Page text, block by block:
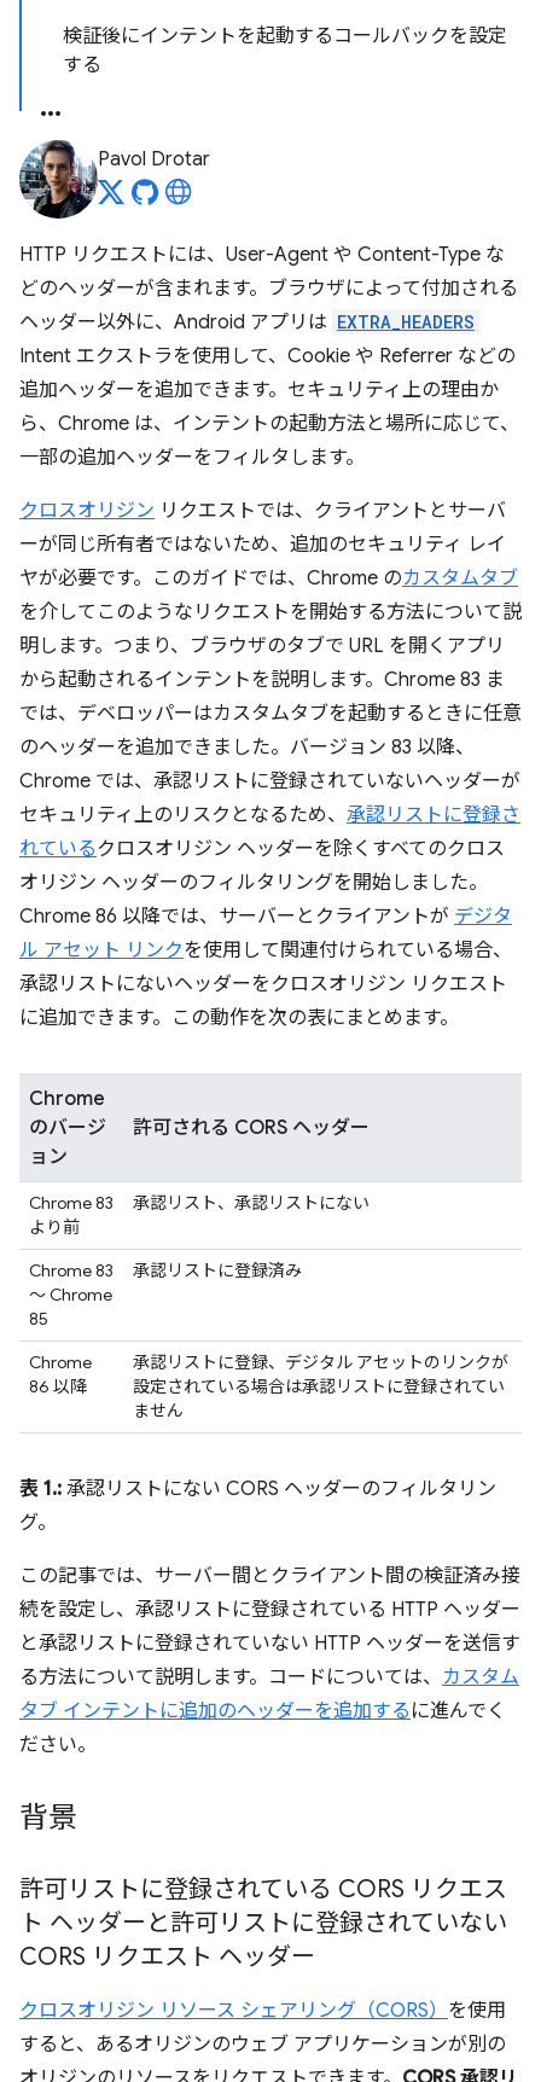
検証後にインテントを起動するコールバックを設定
する
Pavol Drotar
HTTP リクエストには、User-Agent や Content-Type な
どのヘッダーが含まれます。ブラウザによって付加される
ヘッダー以外に、Android アプリは EXTRA_HEADERS
Intent エクストラを使用して、Cookie や Referrer などの
追加ヘッダーを追加できます。セキュリティ上の理由か
ら、Chrome は、インテントの起動方法と場所に応じて、
一部の追加ヘッダーをフィルタします。
クロスオリジン リクエストでは、クライアントとサーバ
ーが同じ所有者ではないため、追加のセキュリティ レイ
ヤが必要です。このガイドでは、Chrome のカスタムタブ
を介してこのようなリクエストを開始する方法について説
明します。つまり、ブラウザのタブで URL を開くアプリ
から起動されるインテントを説明します。Chrome 83 ま
では、デベロッパーはカスタムタブを起動するときに任意
のヘッダーを追加できました。バージョン 83 以降、
Chrome では、承認リストに登録されていないヘッダーが
セキュリティ上のリスクとなるため、 承認リストに登録さ
れている クロスオリジン ヘッダーを除くすべてのクロス
オリジン ヘッダーのフィルタリングを開始しました。
Chrome 86 以降では、サーバーとクライアントが デジタ
ル アセット リンクを使用して関連付けられている場合、
承認リストにないヘッダーをクロスオリジン リクエスト
に追加できます。この動作を次の表にまとめます。
Chrome
のバージ
ョン
許可される CORS ヘッダー
Chrome 83
より前
承認リスト、承認リストにない
Chrome 83
～ Chrome
85
承認リストに登録済み
Chrome
86 以降
承認リストに登録、デジタル アセットのリンクが
設定されている場合は承認リストに登録されてい
ません
表 1.: 承認リストにない CORS ヘッダーのフィルタリン
グ。
この記事では、サーバー間とクライアント間の検証済み接
続を設定し、承認リストに登録されている HTTP ヘッダー
と承認リストに登録されていない HTTP ヘッダーを送信す
る方法について説明します。コードについては、 カスタム
タブ インテントに追加のヘッダーを追加する に進んでく
ださい。
背景
許可リストに登録されている CORS リクエス
ト ヘッダーと許可リストに登録されていない
CORS リクエスト ヘッダー
クロスオリジン リソース シェアリング（CORS） を使用
すると、あるオリジンのウェブ アプリケーションが別の